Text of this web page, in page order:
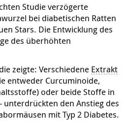
Studie verzögerte
bei diabetischen Ratten
Stars. Die Entwicklung des
des überhöhten
zeigte: Verschiedene Extrakt
entweder Curcuminoide,
oder beide Stoffe in
den Anstieg des
mit Typ 2 Diabetes.